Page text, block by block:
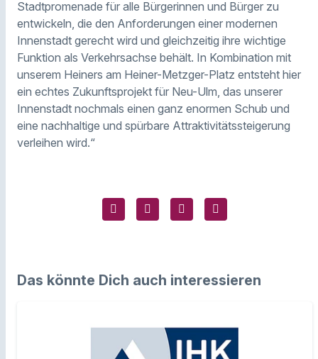
Stadtpromenade für alle Bürgerinnen und Bürger zu
entwickeln, die den Anforderungen einer modernen
Innenstadt gerecht wird und gleichzeitig ihre wichtige
Funktion als Verkehrsachse behält. In Kombination mit
unserem Heiners am Heiner-Metzger-Platz entsteht hier
ein echtes Zukunftsprojekt für Neu-Ulm, das unserer
Innenstadt nochmals einen ganz enormen Schub und
eine nachhaltige und spürbare Attraktivitätssteigerung
verleihen wird.“
Das könnte Dich auch interessieren